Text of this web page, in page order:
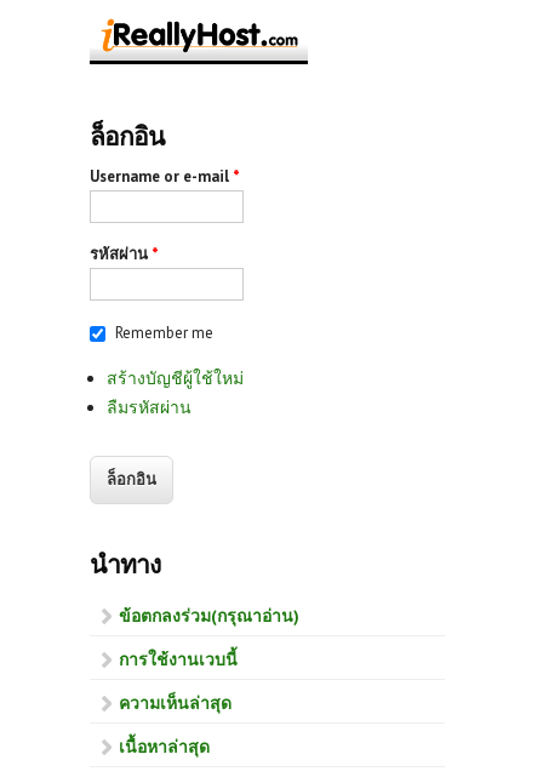
ล็อกอิน
Username or e-mail *
รหัสผ่าน *
Remember me
สร้างบัญชีผู้ใช้ใหม่
ลืมรหัสผ่าน
นำทาง
ข้อตกลงร่วม(กรุณาอ่าน)
การใช้งานเวบนี้
ความเห็นล่าสุด
เนื้อหาล่าสุด